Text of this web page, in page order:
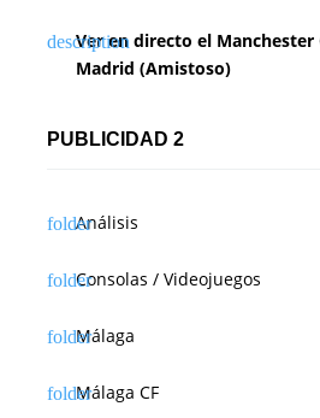
Ver en directo el
Madrid (Amistoso)
PUBLICIDAD 2
Análisis
Consolas / Videojuegos
Málaga
Málaga CF